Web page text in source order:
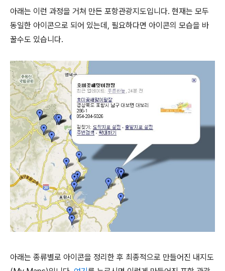
아래는 이런 과정을 거쳐 만든 포항관광지도입니다. 현재는 모두
동일한 아이콘으로 되어 있는데, 필요하다면 아이콘의 모습을 바
꿀수도 있습니다.
아래는 종류별로 아이콘을 정리한 후 최종적으로 만들어진 내지도